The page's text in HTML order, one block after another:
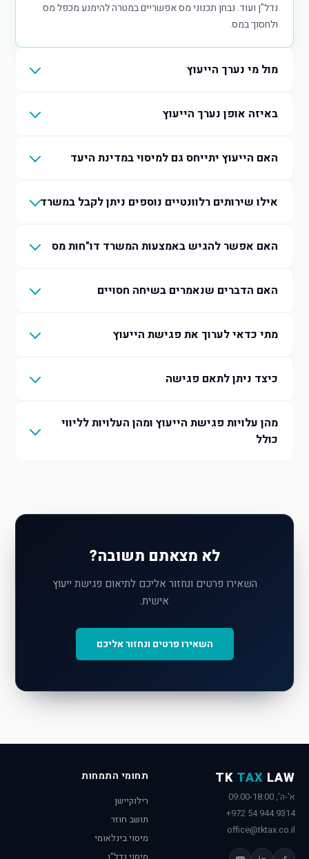
נדל"ן ועוד. נבחן תכנוני מס אפשריים במטרה להימנע מכפל מס
ולחסוך במס.
מול מי נערך הייעוץ
באיזה אופן נערך הייעוץ
האם הייעוץ יתייחס גם למיסוי במדינת היעד
אילו שירותים רלוונטיים נוספים ניתן לקבל במשרד
האם אפשר להגיש באמצעות המשרד דו"חות מס
האם הדברים שנאמרים בשיחה חסויים
מתי כדאי לערוך את פגישת הייעוץ
כיצד ניתן לתאם פגישה
מהן עלויות פגישת הייעוץ ומהן העלויות לליווי
כולל
לא מצאתם תשובה?
השאירו פרטים ונחזור אליכם לתיאום פגישת ייעוץ
אישית.
השאירו פרטים ונחזור אליכם
TK TAX LAW
א'-ה', 09:00-18:00
+972 54 944 9314
office@tktax.co.il
תחומי התמחות
רילוקיישן
תושב חוזר
מיסוי בינלאומי